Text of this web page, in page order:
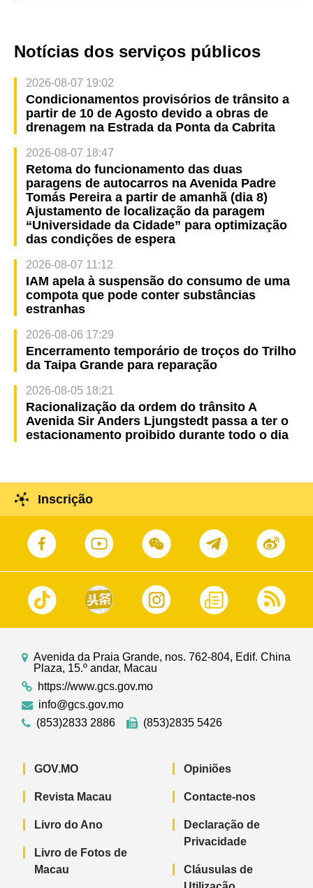
Notícias dos serviços públicos
2026-08-07 19:02
Condicionamentos provisórios de trânsito a
partir de 10 de Agosto devido a obras de
drenagem na Estrada da Ponta da Cabrita
2026-08-07 18:47
Retoma do funcionamento das duas
paragens de autocarros na Avenida Padre
Tomás Pereira a partir de amanhã (dia 8)
Ajustamento de localização da paragem
“Universidade da Cidade” para optimização
das condições de espera
2026-08-07 11:12
IAM apela à suspensão do consumo de uma
compota que pode conter substâncias
estranhas
2026-08-06 17:29
Encerramento temporário de troços do Trilho
da Taipa Grande para reparação
2026-08-05 18:21
Racionalização da ordem do trânsito A
Avenida Sir Anders Ljungstedt passa a ter o
estacionamento proibido durante todo o dia
Inscrição
Avenida da Praia Grande, nos. 762-804, Edif. China
Plaza, 15.º andar, Macau
https://www.gcs.gov.mo
info@gcs.gov.mo
(853)2833 2886
(853)2835 5426
GOV.MO
Revista Macau
Livro do Ano
Livro de Fotos de
Macau
Opiniões
Contacte-nos
Declaração de
Privacidade
Cláusulas de